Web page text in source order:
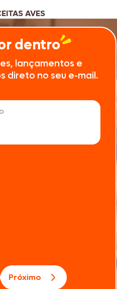
AVES
dentro
lançamentos e
direto no seu e-mail.
Próximo